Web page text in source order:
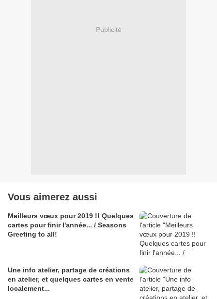
Publicité
Vous aimerez aussi
Meilleurs vœux pour 2019 !! Quelques
cartes pour finir l'année... / Seasons
Greeting to all!
Une info atelier, partage de créations
en atelier, et quelques cartes en vente
localement...